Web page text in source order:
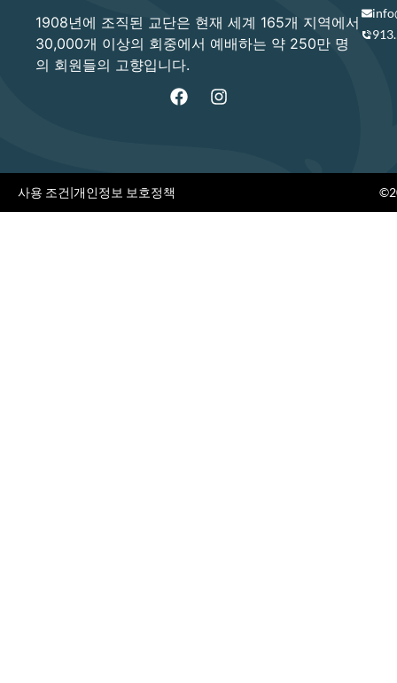
1908년에 조직된 교단은 현재 세계 165개 지역에서
30,000개 이상의 회중에서 예배하는 약 250만 명
의 회원들의 고향입니다.
사용 조건|개인정보 보호정책